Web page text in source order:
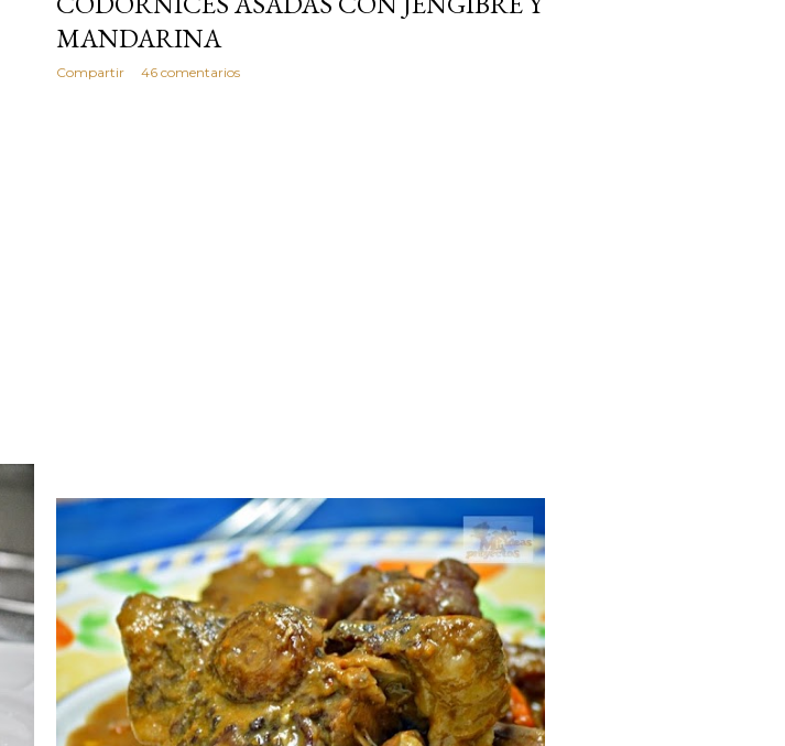
MANDARINA
Compartir 46 comentarios